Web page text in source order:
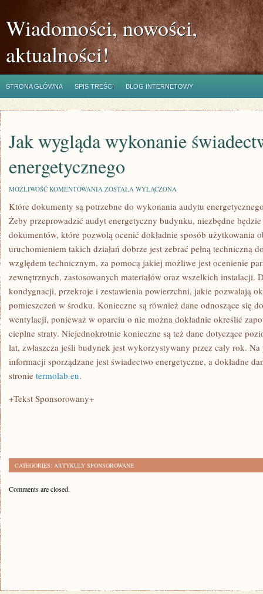
Wiadomości, nowości,
aktualności!
STRONA GŁÓWNA SPIS TREŚCI BLOG INTERNETOWY
Jak wygląda wykonanie
energetycznego
MOŻLIWOŚĆ KOMENTOWANIA JAK
WYKONANIE
ŚWIADECTWA
ENERGETYCZNEGO
ZOSTAŁA WYŁĄCZONA
Które dokumenty są potrzebne do wykonania audytu
Żeby przeprowadzić audyt energetyczny budynku, niezbędne
dokumentów, które pozwolą ocenić dokładnie sposób użytkowania
uruchomieniem takich działań dobrze jest zebrać pełną techniczną
względem technicznym, za pomocą jakiej możliwe jest ocenienie
zewnętrznych, zastosowanych materiałów oraz wszelkich instalacji.
kondygnacji, przekroje i zestawienia powierzchni, jakie pozwalają
pomieszczeń w środku. Konieczne są również dane odnoszące się
wentylacji, ponieważ w oparciu o nie można dokładnie określić
cieplne straty. Niejednokrotnie konieczne są też dane dotyczące
lat, zwłaszcza jeśli budynek jest wykorzystywany przez cały rok.
informacji sporządzane jest świadectwo energetyczne, a dokładne
stronie termolab.eu.
+Tekst Sponsorowany+
CATEGORIES: ARTYKUŁY SPONSOROWANE
Comments are closed.